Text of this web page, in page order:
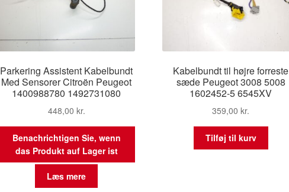
Parkering Assistent Kabelbundt
Med Sensorer Citroën Peugeot
1400988780 1492731080
448,00 kr.
Benachrichtigen Sie, wenn
das Produkt auf Lager ist
Læs mere
Kabelbundt til højre forreste
sæde Peugeot 3008 5008
1602452-5 6545XV
359,00kr.
Tilføj til kurv